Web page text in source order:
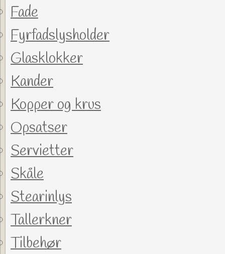
Fade
Fyrfadslysholder
Glasklokker
Kander
Kopper og krus
Opsatser
Servietter
Skåle
Stearinlys
Tallerkner
Tilbehør